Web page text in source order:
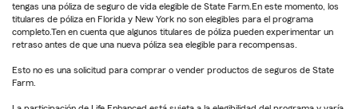
tengas una póliza de seguro de vida elegible de State Farm.En este momento, los
titulares de póliza en Florida y New York no son elegibles para el programa
completo.Ten en cuenta que algunos titulares de póliza pueden experimentar un
retraso antes de que una nueva póliza sea elegible para recompensas.
Esto no es una solicitud para comprar o vender productos de seguros de State
Farm.